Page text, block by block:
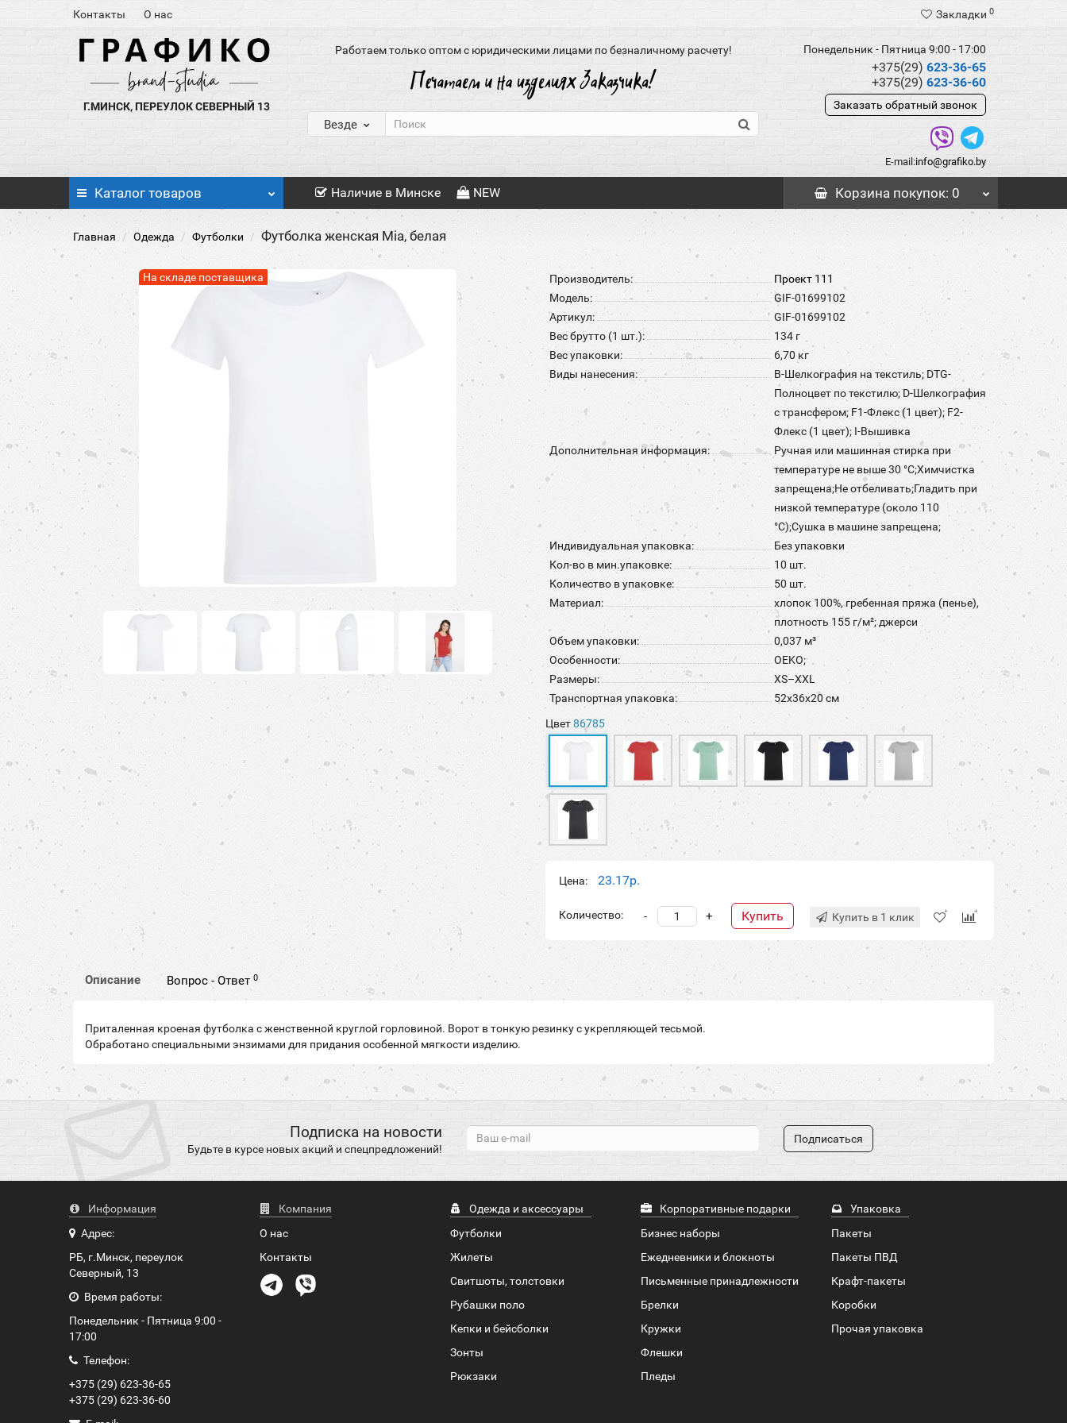
Контакты О нас Закладки 0
Г.МИНСК, ПЕРЕУЛОК СЕВЕРНЫЙ 13
Работаем только оптом с юридическими лицами по безналичному расчету!
Везде
Понедельник - Пятница 9:00 - 17:00
+375(29) 623-36-65
+375(29) 623-36-60
Заказать обратный звонок
E-mail:info@grafiko.by
Каталог товаров Наличие в Минске NEW Корзина покупок: 0
Главная Одежда Футболки Футболка женская Mia, белая
На складе поставщика Производитель:
Проект 111
Модель:
GIF-01699102
Артикул:
GIF-01699102
Вес брутто (1 шт.):
134 г
Вес упаковки:
6,70 кг
Виды нанесения:
B-Шелкография на текстиль; DTG-
Полноцвет по текстилю; D-Шелкография
с трансфером; F1-Флекс (1 цвет); F2-
Флекс (1 цвет); I-Вышивка
Дополнительная информация:
Ручная или машинная стирка при
температуре не выше 30 °C;Химчистка
запрещена;Не отбеливать;Гладить при
низкой температуре (около 110
°С);Сушка в машине запрещена;
Индивидуальная упаковка:
Без упаковки
Кол-во в мин.упаковке:
10 шт.
Количество в упаковке:
50 шт.
Материал:
хлопок 100%, гребенная пряжа (пенье),
плотность 155 г/м²; джерси
Объем упаковки:
0,037 м³
Особенности:
OEKO;
Размеры:
XS–XXL
Транспортная упаковка:
52x36x20 см
Цвет86785
Цена: 23.17р.
Количество: +
- Купить Купить в 1 клик
Описание Вопрос - Ответ0
Приталенная кроеная футболка с женственной круглой горловиной. Ворот в тонкую резинку с укрепляющей тесьмой.
Обработано специальными энзимами для придания особенной мягкости изделию.
Подписка на новости
Будьте в курсе новых акций и спецпредложений!
Подписаться
Информация
Адрес:
РБ, г.Минск, переулок
Северный, 13
Время работы:
Понедельник - Пятница 9:00 -
17:00
Телефон:
+375 (29) 623-36-65
+375 (29) 623-36-60
Компания
О нас
Контакты
Одежда и аксессуары
Футболки
Жилеты
Свитшоты, толстовки
Рубашки поло
Кепки и бейсболки
Зонты
Рюкзаки
Корпоративные подарки
Бизнес наборы
Ежедневники и блокноты
Письменные принадлежности
Брелки
Кружки
Флешки
Пледы
Упаковка
Пакеты
Пакеты ПВД
Крафт-пакеты
Коробки
Прочая упаковка